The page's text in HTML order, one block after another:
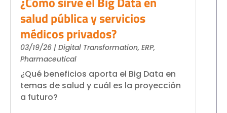
salud pública y servicios
médicos privados?
03/19/26 | Digital Transformation, ERP,
Pharmaceutical
¿Qué beneficios aporta el Big Data en
temas de salud y cuál es la proyección
a futuro?